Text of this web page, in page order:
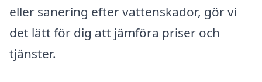
eller sanering efter vattenskador, gör vi
det lätt för dig att jämföra priser och
tjänster.